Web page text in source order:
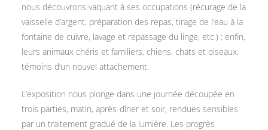
nous découvrons vaquant à ses occupations (récurage de la
vaisselle d’argent, préparation des repas, tirage de l’eau à la
fontaine de cuivre, lavage et repassage du linge, etc.) ; enfin,
leurs animaux chéris et familiers, chiens, chats et oiseaux,
témoins d’un nouvel attachement.
L’exposition nous plonge dans une journée découpée en
trois parties, matin, après-dîner et soir, rendues sensibles
par un traitement gradué de la lumière. Les progrès